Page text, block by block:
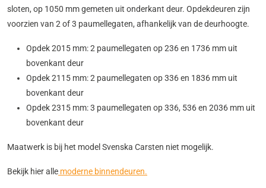
sloten, op 1050 mm gemeten uit onderkant deur. Opdekdeuren zijn
voorzien van 2 of 3 paumellegaten, afhankelijk van de deurhoogte.
Opdek 2015 mm: 2 paumellegaten op 236 en 1736 mm uit
bovenkant deur
Opdek 2115 mm: 2 paumellegaten op 336 en 1836 mm uit
bovenkant deur
Opdek 2315 mm: 3 paumellegaten op 336, 536 en 2036 mm uit
bovenkant deur
Maatwerk is bij het model Svenska Carsten niet mogelijk.
Bekijk hier alle moderne binnendeuren.